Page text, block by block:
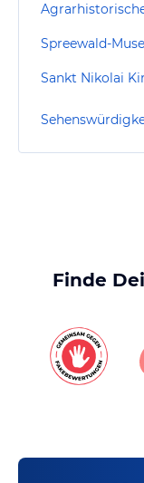
Spreewald-
Sankt Nikolai
Finde